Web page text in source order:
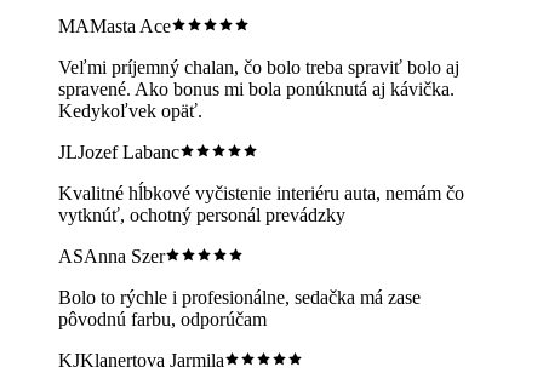
MAMasta Ace
Veľmi príjemný chalan, čo bolo treba spraviť bolo aj
spravené. Ako bonus mi bola ponúknutá aj kávička.
Kedykoľvek opäť.
JLJozef Labanc
Kvalitné hĺbkové vyčistenie interiéru auta, nemám čo
vytknúť, ochotný personál prevádzky
ASAnna Szer
Bolo to rýchle i profesionálne, sedačka má zase
pôvodnú farbu, odporúčam
KJKlanertova Jarmila